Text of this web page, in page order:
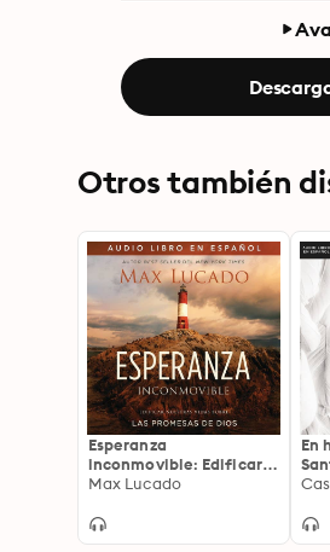
Otros también
Esperanza
inconmovible: Edificar
nuestras vidas sobre las
Max Lucado
En